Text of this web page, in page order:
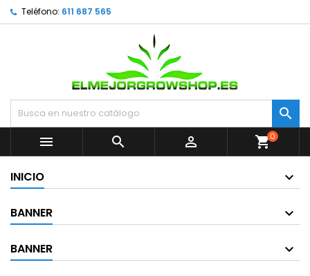
Teléfono: 611 687 565


  shopping_cart0
INICIO
BANNER
BANNER